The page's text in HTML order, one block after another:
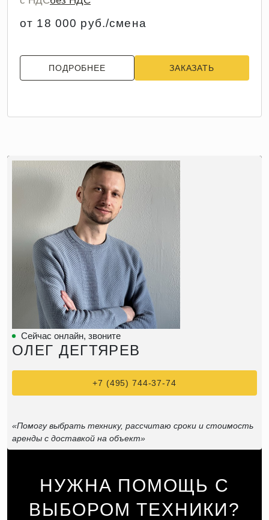
от 18 000 руб./смена
ПОДРОБНЕЕ ЗАКАЗАТЬ
НУЖНА ПОМОЩЬ С
ВЫБОРОМ ТЕХНИКИ?
Сейчас онлайн, звоните
ОЛЕГ ДЕГТЯРЕВ
+7 (495) 744-37-74
«Помогу выбрать технику, рассчитаю сроки и стоимость
аренды с доставкой на объект»